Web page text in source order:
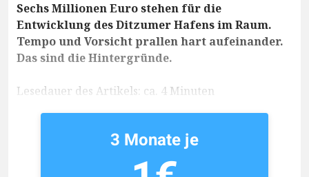
Sechs Millionen Euro stehen für die
Entwicklung des Ditzumer Hafens im Raum.
Tempo und Vorsicht prallen hart aufeinander.
Das sind die Hintergründe.
Lesedauer des Artikels: ca. 4 Minuten
3 Monate je